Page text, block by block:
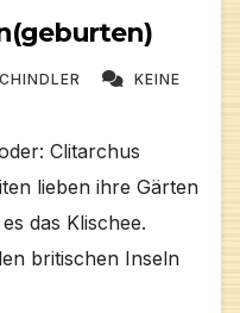
KEINE
Clitarchus
lieben ihre Gärten
das Klischee.
britischen Inseln